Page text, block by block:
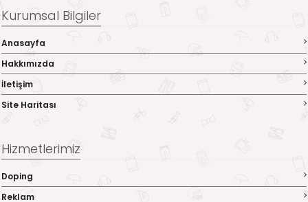
Kurumsal Bilgiler
Anasayfa
Hakkımızda
İletişim
Site Haritası
Hizmetlerimiz
Doping
Reklam